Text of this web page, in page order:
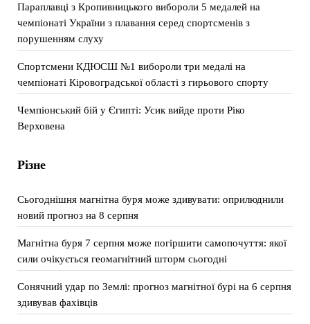
Параплавці з Кропивницького вибороли 5 медалей на
чемпіонаті України з плавання серед спортсменів з
порушенням слуху
Спортсмени КДЮСШ №1 вибороли три медалі на
чемпіонаті Кіровоградської області з гирьового спорту
Чемпіонський бій у Єгипті: Усик вийде проти Ріко
Верховена
Різне
Сьогоднішня магнітна буря може здивувати: оприлюднили
новий прогноз на 8 серпня
Магнітна буря 7 серпня може погіршити самопочуття: якої
сили очікується геомагнітний шторм сьогодні
Сонячний удар по Землі: прогноз магнітної бурі на 6 серпня
здивував фахівців